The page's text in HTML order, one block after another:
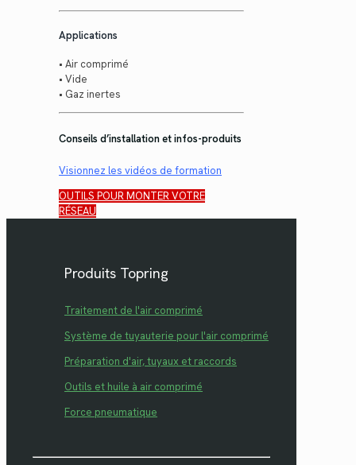
Applications
• Air comprimé
• Vide
• Gaz inertes
Conseils d’installation et infos-produits
Visionnez les vidéos de formation
OUTILS POUR MONTER VOTRE
RÉSEAU
Produits Topring
Traitement de l'air comprimé
Système de tuyauterie pour l'air comprimé
Préparation d'air, tuyaux et raccords
Outils et huile à air comprimé
Force pneumatique